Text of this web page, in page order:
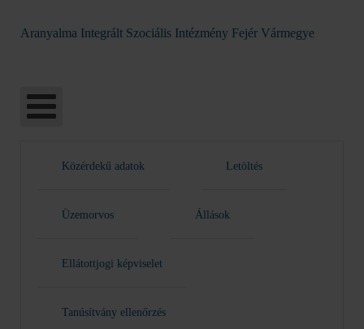
Aranyalma Integrált Szociális Intézmény Fejér Vármegye
Közérdekű adatok Letöltés
Üzemorvos Állások
Ellátottjogi képviselet
Tanúsítvány ellenőrzés